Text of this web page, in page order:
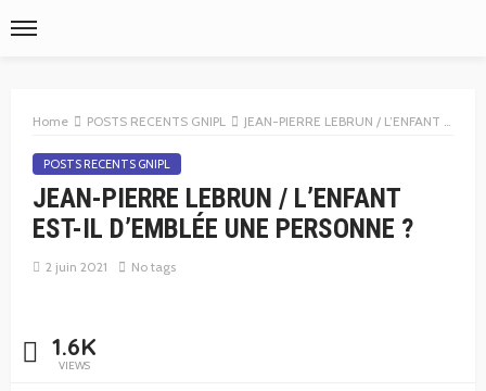
Home POSTS RECENTS GNIPL JEAN-PIERRE LEBRUN / L’ENFANT EST-IL D’EMBLÉE UNE PERSONNE ?
POSTS RECENTS GNIPL
JEAN-PIERRE LEBRUN / L’ENFANT
EST-IL D’EMBLÉE UNE PERSONNE ?
2 juin 2021 No tags
1.6K
VIEWS